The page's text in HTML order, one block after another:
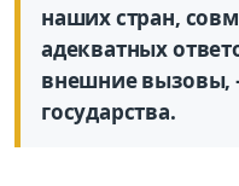
наших стран,
адекватных
внешние вызовы,
государства.